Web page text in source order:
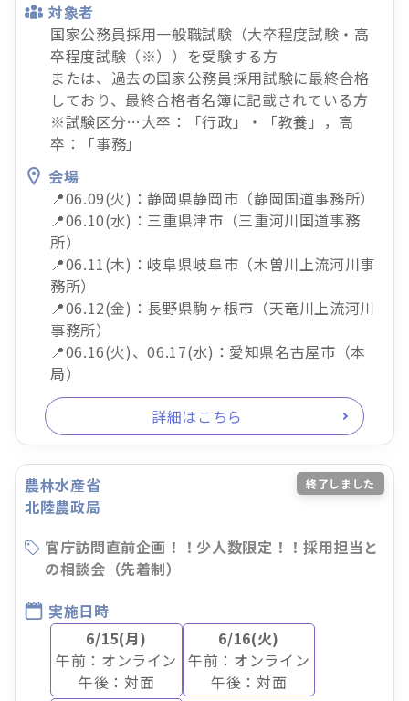
詳細はこちら
対象者
国家公務員採用一般職試験（大卒程度試験・高
卒程度試験（※））を受験する方
または、過去の国家公務員採用試験に最終合格
しており、最終合格者名簿に記載されている方
※試験区分…大卒：「行政」・「教養」，高
卒：「事務」
会場
📍06.09(火)：静岡県静岡市（静岡国道事務所）
📍06.10(水)：三重県津市（三重河川国道事務
所）
📍06.11(木)：岐阜県岐阜市（木曽川上流河川事
務所）
📍06.12(金)：長野県駒ヶ根市（天竜川上流河川
事務所）
📍06.16(火)、06.17(水)：愛知県名古屋市（本
局）
農林水産省
北陸農政局
官庁訪問直前企画！！少人数限定！！採用担当と
の相談会（先着制）
実施日時
6/15(月)
午前：オンライン
午後：対面
6/16(火)
午前：オンライン
午後：対面
終了しました